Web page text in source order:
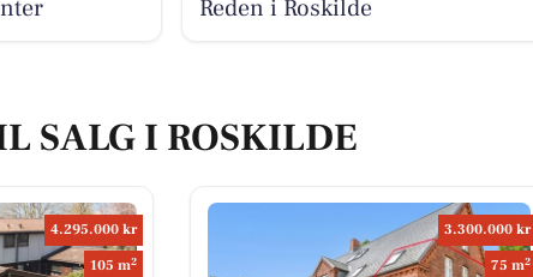
Reden i Roskilde
SALG I ROSKILDE
4.295.000 kr
105 m2
3.300.000 kr
75 m2